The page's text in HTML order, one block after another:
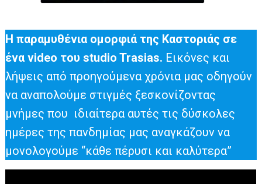
Η παραμυθένια ομορφιά της Καστοριάς σε
ένα video του studio Trasias. Εικόνες και
λήψεις από προηγούμενα χρόνια μας οδηγούν
να αναπολούμε στιγμές ξεσκονίζοντας
μνήμες που ιδιαίτερα αυτές τις δύσκολες
ημέρες της πανδημίας μας αναγκάζουν να
μονολογούμε “κάθε πέρυσι και καλύτερα”